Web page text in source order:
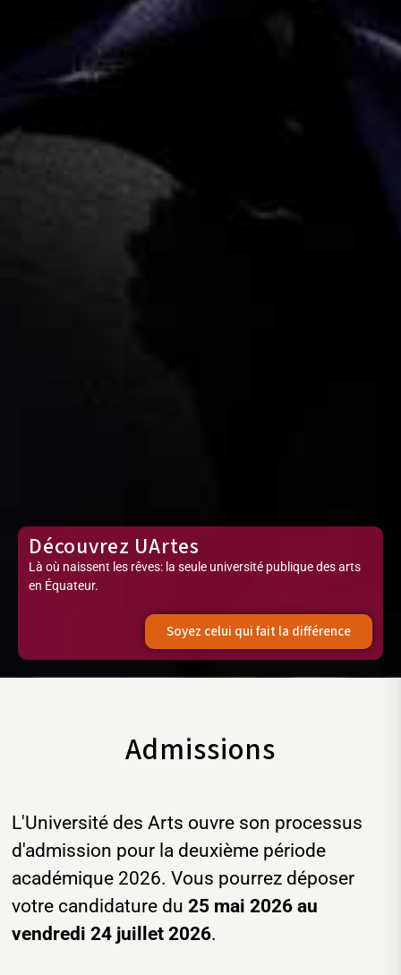
Découvrez UArtes
Là où naissent les rêves: la seule université publique des arts
en Équateur.
Soyez celui qui fait la différence
Admissions
L'Université des Arts ouvre son processus
d'admission pour la deuxième période
académique 2026. Vous pourrez déposer
votre candidature du25 mai 2026 au
vendredi 24 juillet 2026.